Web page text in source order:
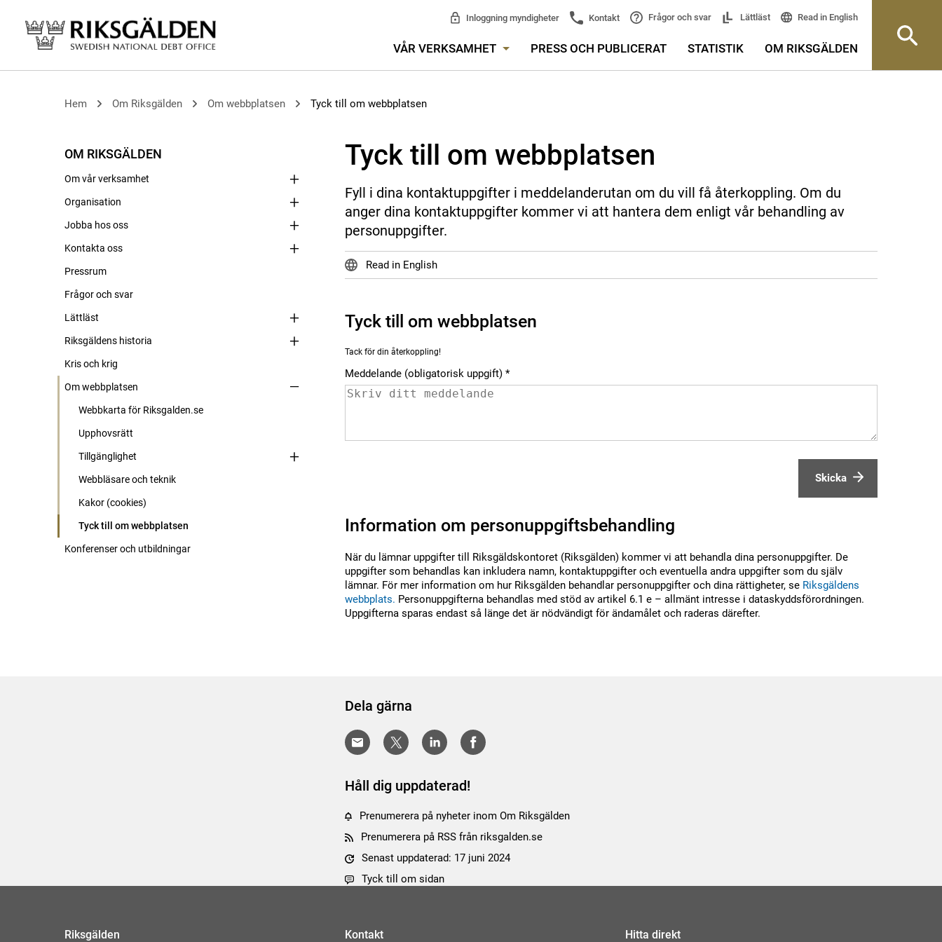
Inloggning myndigheter Kontakt Frågor och svar Lättläst Read in English
VÅR VERKSAMHET PRESS OCH PUBLICERAT STATISTIK OM RIKSGÄLDEN
Hem Om Riksgälden Om webbplatsen Tyck till om webbplatsen
OM RIKSGÄLDEN
Om vår verksamhet
Organisation
Jobba hos oss
Kontakta oss
Pressrum
Frågor och svar
Lättläst
Riksgäldens historia
Kris och krig
Om webbplatsen
Webbkarta för Riksgalden.se
Upphovsrätt
Tillgänglighet
Webbläsare och teknik
Kakor (cookies)
Tyck till om webbplatsen
Konferenser och utbildningar
Tyck till om webbplatsen
Fyll i dina kontaktuppgifter i meddelanderutan om du vill få återkoppling. Om du
anger dina kontaktuppgifter kommer vi att hantera dem enligt vår behandling av
personuppgifter.
Read in English
Tyck till om webbplatsen
Tack för din återkoppling!
Meddelande (obligatorisk uppgift)
Skicka
Information om personuppgiftsbehandling
När du lämnar uppgifter till Riksgäldskontoret (Riksgälden) kommer vi att behandla dina personuppgifter. De
uppgifter som behandlas kan inkludera namn, kontaktuppgifter och eventuella andra uppgifter som du själv
lämnar. För mer information om hur Riksgälden behandlar personuppgifter och dina rättigheter, se Riksgäldens
webbplats. Personuppgifterna behandlas med stöd av artikel 6.1 e – allmänt intresse i dataskyddsförordningen.
Uppgifterna sparas endast så länge det är nödvändigt för ändamålet och raderas därefter.
Dela gärna
Håll dig uppdaterad!
Prenumerera på nyheter inom Om Riksgälden
Prenumerera på RSS från riksgalden.se
Senast uppdaterad: 17 juni 2024
Tyck till om sidan
Riksgälden Kontakt Hitta direkt